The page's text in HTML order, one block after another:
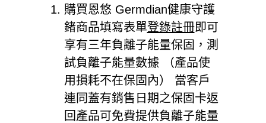
購買恩悠 Germdian健康守護
鍺商品填寫表單登錄註冊即可
享有三年負離子能量保固，測
試負離子能量數據 （產品使
用損耗不在保固內） 當客戶
連同蓋有銷售日期之保固卡返
回產品可免費提供負離子能量